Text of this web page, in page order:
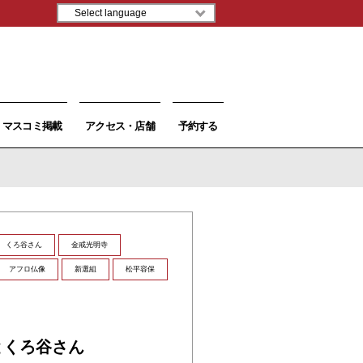
マスコミ掲載 アクセス・店舗 予約する
くろ谷さん 金戒光明寺
アフロ仏像 新選組 松平容保
ろ谷さん